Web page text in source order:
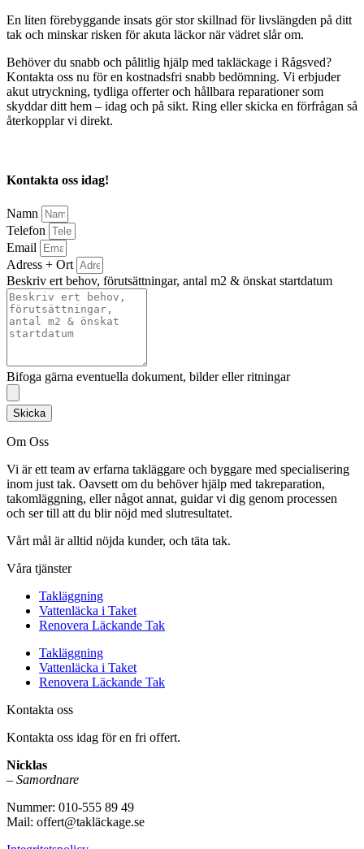
En liten förebyggande insats gör stor skillnad för livslängden på ditt
tak och minskar risken för akuta läckor när vädret slår om.
Behöver du snabb och pålitlig hjälp med takläckage i Rågsved?
Kontakta oss nu för en kostnadsfri snabb bedömning. Vi erbjuder
akut utryckning, tydliga offerter och hållbara reparationer som
skyddar ditt hem – idag och på sikt. Ring eller skicka en förfrågan så
återkopplar vi direkt.
Kontakta oss idag!
Namn
Telefon
Email
Adress + Ort
Beskriv ert behov, förutsättningar, antal m2 & önskat startdatum
Bifoga gärna eventuella dokument, bilder eller ritningar
Skicka
Om Oss
Vi är ett team av erfarna takläggare och byggare med specialisering
inom just tak. Oavsett om du behöver hjälp med takreparation,
takomläggning, eller något annat, guidar vi dig genom processen
och ser till att du blir nöjd med slutresultatet.
Vårt mål är alltid nöjda kunder, och täta tak.
Våra tjänster
Takläggning
Vattenläcka i Taket
Renovera Läckande Tak
Takläggning
Vattenläcka i Taket
Renovera Läckande Tak
Kontakta oss
Kontakta oss idag för en fri offert.
Nicklas
– Samordnare
Nummer: 010-555 89 49
Mail: offert@takläckage.se